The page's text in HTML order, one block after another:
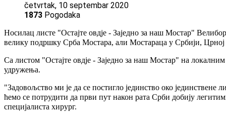
četvrtak, 10 septembar 2020
1873 Pogodaka
Носилац листе "Остајте овдје - Заједно за наш Мостар"
велику подршку Срба Мостара, али Мостараца у Србији, Црној
Са листом "Остајте овдје - Заједно за наш Мостар" на
удружења.
"Задовољство ми је да се постигло јединство око
ћемо се потрудити да први пут након рата Срби добију
специјалиста хирург.